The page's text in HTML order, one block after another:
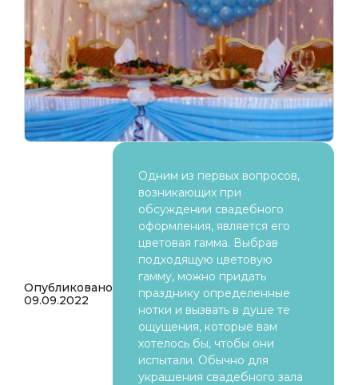
Опубликовано
09.09.2022
Одним из первых вопросов,
возникающих при
обсуждении свадебного
оформления, является его
цветовая гамма. Выбрав
подходящую цветовую
гамму, можно придать
празднику определенные
нотки и вызвать в душе те
ощущения, которые вам
хотелось бы, чтобы они
испытали. Обычно для
украшения свадебного зала